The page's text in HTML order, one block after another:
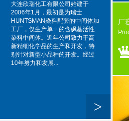
>
大连欣瑞化工有限公司始建于
2006年1月，最初是为瑞士
HUNTSMAN染料配套的中间体加
工厂，仅生产单一的含砜基活性
染料中间体。近年公司致力于高
新精细化学品的生产和开发，特
别针对新型小品种的开发。经过
10年努力和发展...
厂